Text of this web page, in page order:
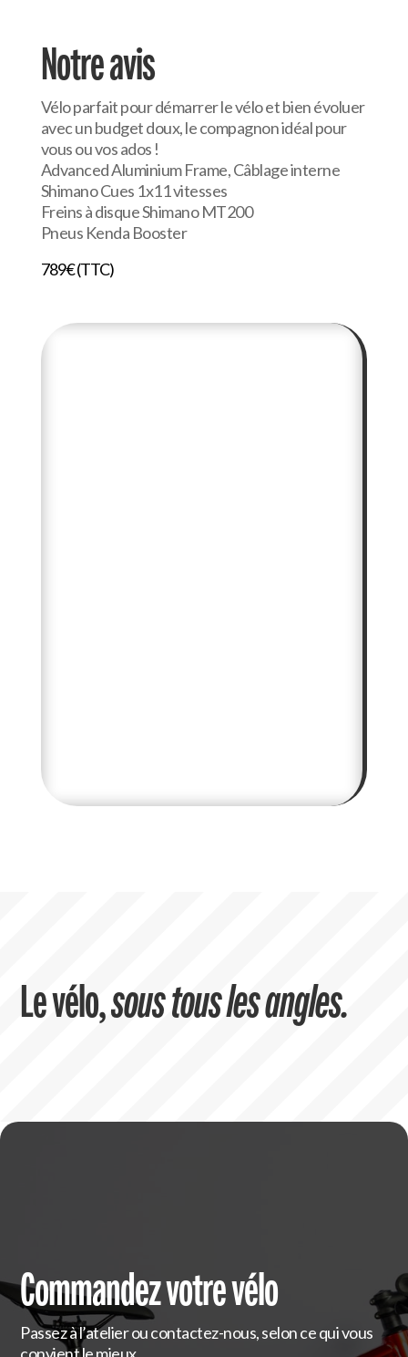
Notre avis
Vélo parfait pour démarrer le vélo et bien évoluer
avec un budget doux, le compagnon idéal pour
vous ou vos ados !
Advanced Aluminium Frame, Câblage interne
Shimano Cues 1x11 vitesses
Freins à disque Shimano MT200
Pneus Kenda Booster
789€ (TTC)
Le vélo,sous tous les angles.
Commandez votre vélo
Passez à l’atelier ou contactez-nous, selon ce qui vous